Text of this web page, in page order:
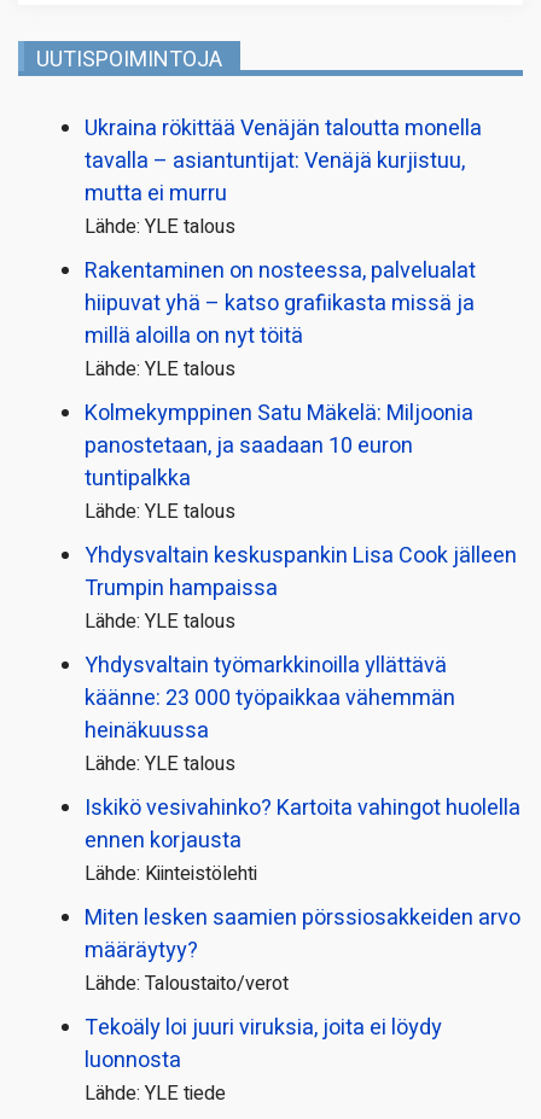
UUTISPOIMINTOJA
Ukraina rökittää Venäjän taloutta monella
tavalla – asiantuntijat: Venäjä kurjistuu,
mutta ei murru
Lähde: YLE talous
Rakentaminen on nosteessa, palvelualat
hiipuvat yhä – katso grafiikasta missä ja
millä aloilla on nyt töitä
Lähde: YLE talous
Kolmekymppinen Satu Mäkelä: Miljoonia
panostetaan, ja saadaan 10 euron
tuntipalkka
Lähde: YLE talous
Yhdysvaltain keskuspankin Lisa Cook jälleen
Trumpin hampaissa
Lähde: YLE talous
Yhdysvaltain työmarkkinoilla yllättävä
käänne: 23 000 työpaikkaa vähemmän
heinäkuussa
Lähde: YLE talous
Iskikö vesivahinko? Kartoita vahingot huolella
ennen korjausta
Lähde: Kiinteistölehti
Miten lesken saamien pörssi­osakkeiden arvo
määräytyy?
Lähde: Taloustaito/verot
Tekoäly loi juuri viruksia, joita ei löydy
luonnosta
Lähde: YLE tiede